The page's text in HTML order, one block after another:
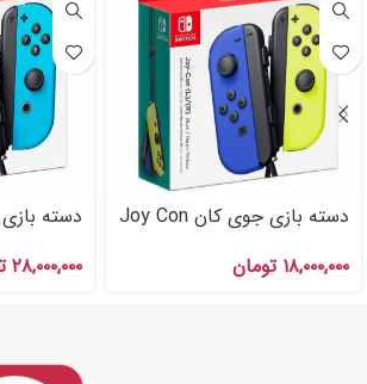
دسته بازی جوی کان Joy Con
۱۸,۰۰۰,۰۰۰ تومان
۲۸,۰۰۰,۰۰۰